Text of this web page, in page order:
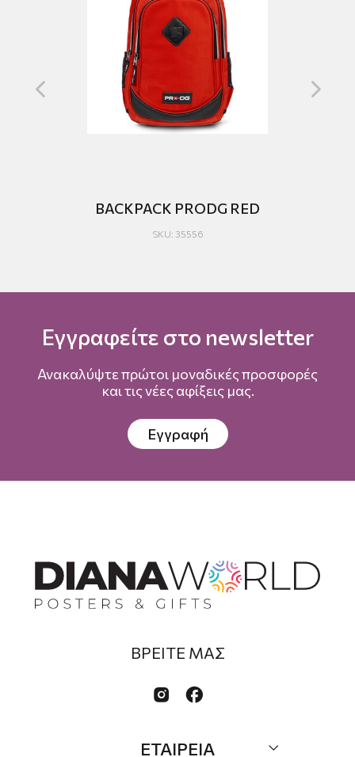
BACKPACK PRODG RED
SKU: 35556
Εγγραφείτε στο newsletter
Ανακαλύψτε πρώτοι μοναδικές προσφορές
και τις νέες αφίξεις μας.
Εγγραφή
ΒΡΕΙΤΕ ΜΑΣ
 
ΕΤΑΙΡΕΙΑ